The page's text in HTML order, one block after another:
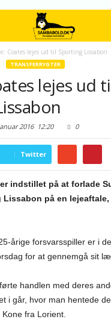
Coates lejes ud til Sporting Lissabon
TRANSFERRYGTER
lejes ud
201612:20 0
Twitter
indstillet på at forlade
på en
årige forsvarsspiller er i
for at gennemgå sit
handlen med deres
i går, hvor man hentede
fra Lorient.